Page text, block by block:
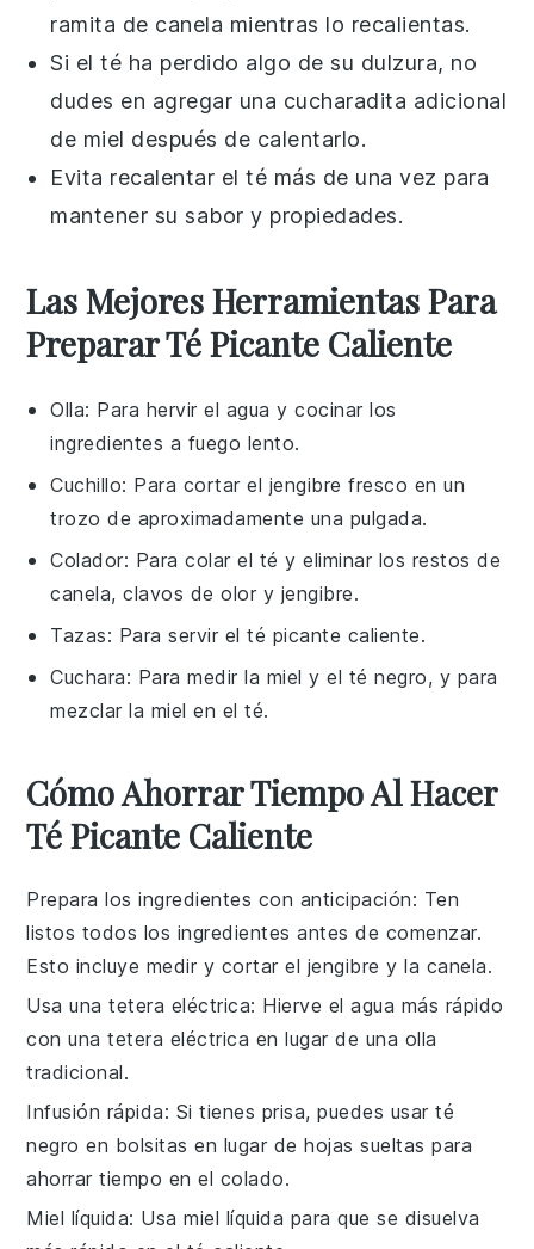
ramita de canela mientras lo recalientas.
Si elté ha perdido algo de su dulzura, no
dudes en agregar una cucharadita adicional
de miel después de calentarlo.
Evita recalentar elté más de una vez para
mantener su sabor y propiedades.
Las Mejores Herramientas Para
Preparar Té Picante Caliente
Olla: Para hervir el agua y cocinar los
ingredientes a fuego lento.
Cuchillo: Para cortar el jengibre fresco en un
trozo de aproximadamente una pulgada.
Colador: Para colar el té y eliminar los restos de
canela, clavos de olor y jengibre.
Tazas: Para servir el té picante caliente.
Cuchara: Para medir la miel y el té negro, y para
mezclar la miel en el té.
Cómo Ahorrar Tiempo Al Hacer
Té Picante Caliente
Prepara los ingredientes con anticipación: Ten
listos todos los ingredientes antes de comenzar.
Esto incluye medir y cortar el jengibre y la canela.
Usa una tetera eléctrica: Hierve elagua más rápido
con una tetera eléctrica en lugar de una olla
tradicional.
Infusión rápida: Si tienes prisa, puedes usarté
negro en bolsitas en lugar de hojas sueltas para
ahorrar tiempo en el colado.
Miel líquida: Usamiel líquida para que se disuelva